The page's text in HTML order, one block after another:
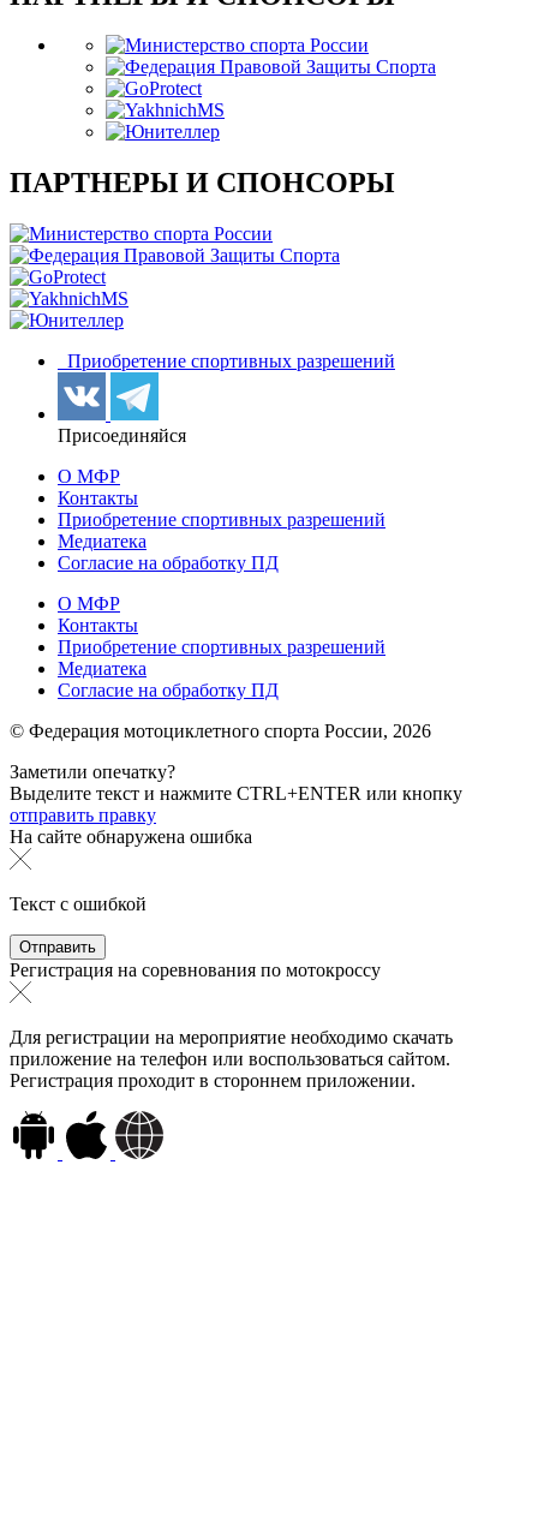
ПАРТНЕРЫ И СПОНСОРЫ
Приобретение спортивных разрешений
Присоединяйся
О МФР
Контакты
Приобретение спортивных разрешений
Медиатека
Согласие на обработку ПД
О МФР
Контакты
Приобретение спортивных разрешений
Медиатека
Согласие на обработку ПД
© Федерация мотоциклетного спорта России, 2026
Заметили опечатку?
Выделите текст и нажмите CTRL+ENTER или кнопку
отправить правку
На сайте обнаружена ошибка
Текст с ошибкой
Регистрация на соревнования по мотокроссу
Для регистрации на мероприятие необходимо скачать
приложение на телефон или воспользоваться сайтом.
Регистрация проходит в стороннем приложении.